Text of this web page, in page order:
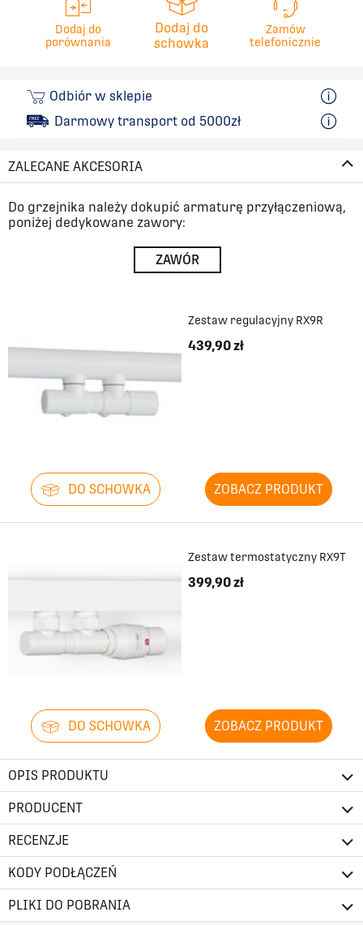
Dodaj do
porównania
Dodaj do
schowka
Zamów
telefonicznie
Odbiór w sklepie
Darmowy transport od 5000zł
ZALECANE AKCESORIA
Do grzejnika należy dokupić armaturę przyłączeniową,
poniżej dedykowane zawory:
ZAWÓR
Zestaw regulacyjny RX9R
439,90 zł
DO SCHOWKA ZOBACZ PRODUKT
Zestaw termostatyczny RX9T
399,90 zł
DO SCHOWKA ZOBACZ PRODUKT
OPIS PRODUKTU
PRODUCENT
RECENZJE
KODY PODŁĄCZEŃ
PLIKI DO POBRANIA